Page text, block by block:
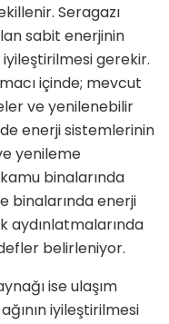
Seragazı
sabit enerjinin
gerekir.
içinde; mevcut
ve yenilenebilir
enerji sistemlerinin
yenileme
binalarında
binalarında enerji
aydınlatmalarında
belirleniyor.
ise ulaşım
iyileştirilmesi